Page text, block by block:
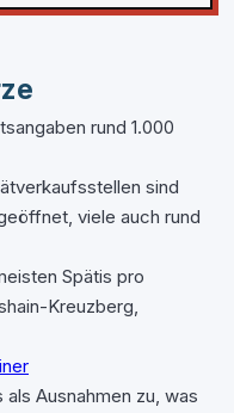
rund 1.000
sind
viele auch rund
Spätis pro
Kreuzberg,
als Ausnahmen zu, was